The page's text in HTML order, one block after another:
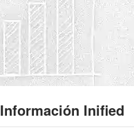
Información Inified